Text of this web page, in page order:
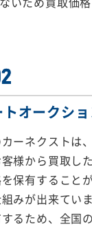
オークシ
ーネクストは
様から買取し
保有すること
みが出来てい
るため、全国